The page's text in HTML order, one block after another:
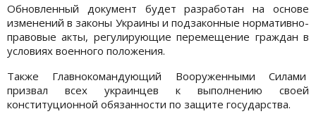
Обновленный документ будет разработан на основе
изменений в законы Украины и подзаконные нормативно-
правовые акты, регулирующие перемещение граждан в
условиях военного положения.
Также Главнокомандующий Вооруженными Силами
призвал всех украинцев к выполнению своей
конституционной обязанности по защите государства.